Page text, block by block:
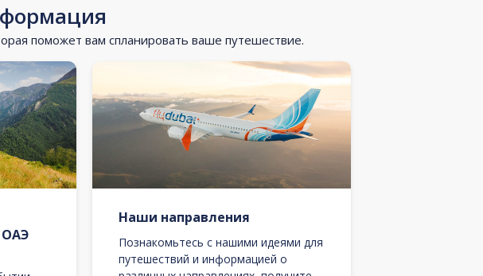
поможет вам спланировать ваше путешествие.
ОАЭ
Наши направления
Познакомьтесь с нашими идеями для
путешествий и информацией о